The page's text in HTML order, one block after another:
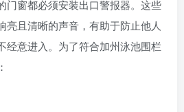
门窗都必须安装出口警报器。这些
亮且清晰的声音，有助于防止他人
经意进入。为了符合加州泳池围栏